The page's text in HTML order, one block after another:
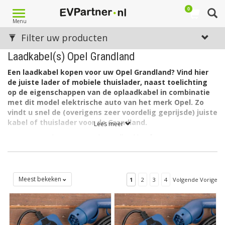
Toggle
navigation
Menu
0
Laadkabel(s) Opel Grandland
Een laadkabel kopen voor uw Opel Grandland? Vind hier
de juiste lader of mobiele thuislader, naast toelichting
op de eigenschappen van de oplaadkabel in combinatie
met dit model elektrische auto van het merk Opel. Zo
vindt u snel de (overigens zeer voordelig geprijsde) juiste
kabel of thuislader voor de Grandland.
De lader in de Opel Grandland kan ook laden via 1 fase met
maximaal 32A (1 x 7,4kW= 7,4kW).
Welk type laadkabel voor de Opel Grandland?
De Opel Grandland heeft aan autozijde een aansluiting Type 2
en kan laden via 3 fase met 16 ampère. Hiervoor is een EV
Lees meer
Filter uw producten
Meest bekeken 1 2 3 4 Volgende Vorige